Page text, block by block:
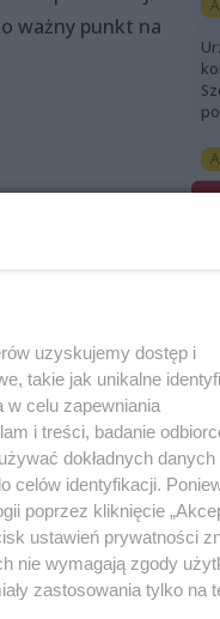
ważny punkt na
uzyskujemy dostęp i
takie jak unikalne
w celu zapewniania
i treści, badanie
dokładnych danych
celów identyfikacji.
poprzez kliknięcie
ustawień prywatności
nie wymagają zgody
zastosowania tylko na